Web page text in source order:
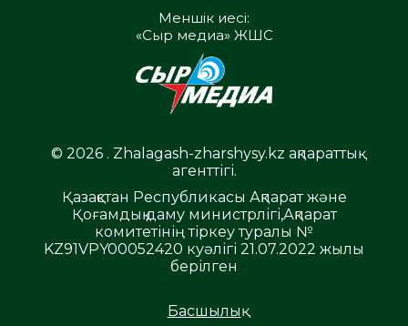
Меншік иесі:
«Сыр медиа» ЖШС
© 2026 . Zhalagash-zharshysy.kz ақпараттық
агенттігі.
Қазақстан Республикасы Ақпарат және
Қоғамдық даму министрлігі,Ақпарат
комитетінің тіркеу туралы №
KZ91VPY00052420 куәлігі 21.07.2022 жылы
берілген
Басшылық